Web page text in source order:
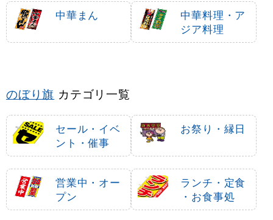
中華まん
中華料理・ア
ジア料理
のぼり旗 カテゴリ一覧
セール・イベ
ント・催事
お祭り・縁日
営業中・オー
プン
ランチ・定食
・お食事処